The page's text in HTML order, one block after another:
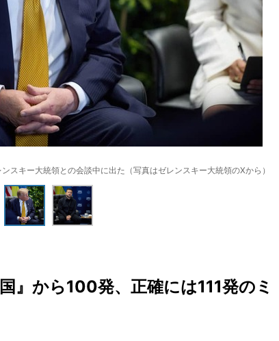
スキー大統領との会談中に出た（写真はゼレンスキー大統領のXから）
』から100発、正確には111発のミ